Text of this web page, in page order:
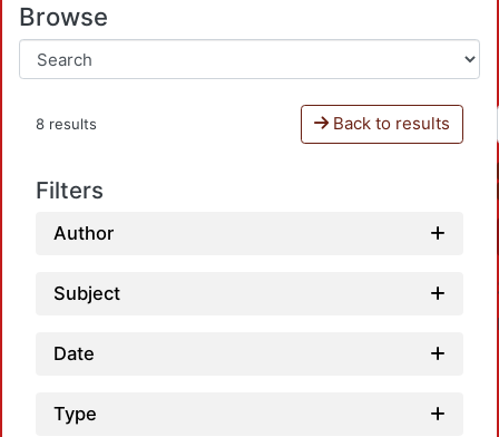
Browse
8 results Back to results
Filters
Author
Subject
Date
Type